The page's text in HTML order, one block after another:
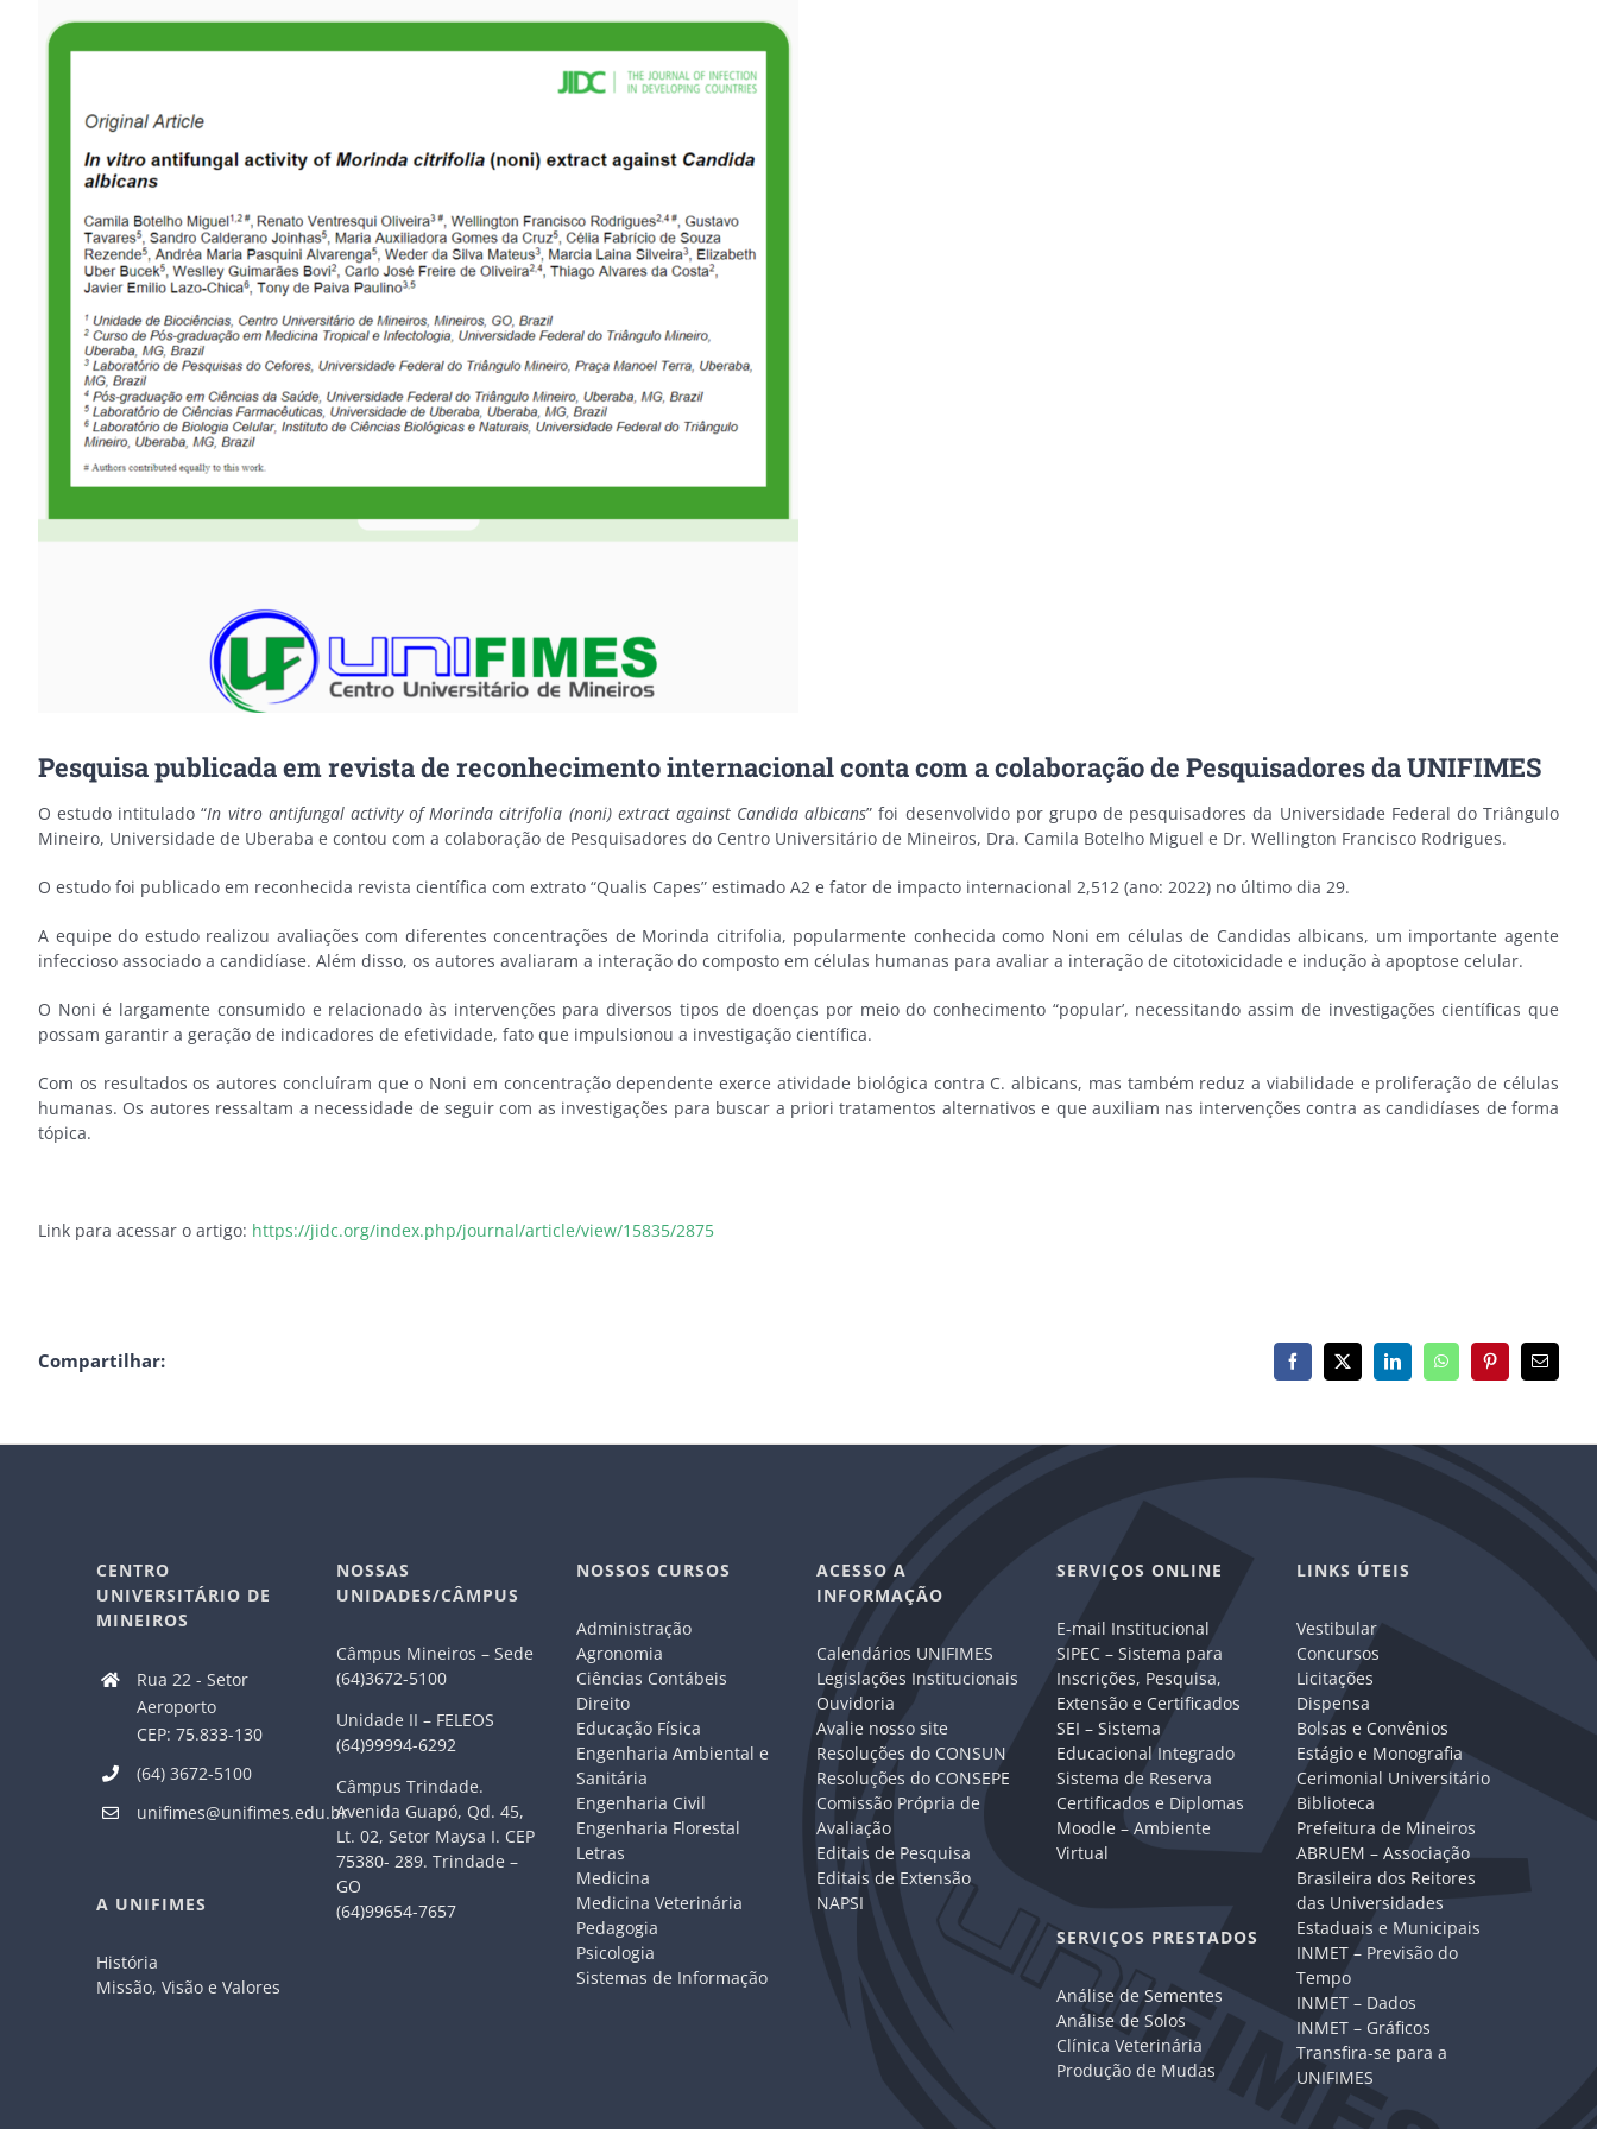
Pesquisa publicada em revista de reconhecimento internacional conta com a colaboração de Pesquisadores da UNIFIMES
O estudo intitulado “In vitro antifungal activity of Morinda citrifolia (noni) extract against Candida albicans” foi desenvolvido por grupo de pesquisadores da Universidade Federal do Triângulo
Mineiro, Universidade de Uberaba e contou com a colaboração de Pesquisadores do Centro Universitário de Mineiros, Dra. Camila Botelho Miguel e Dr. Wellington Francisco Rodrigues.
O estudo foi publicado em reconhecida revista científica com extrato “Qualis Capes” estimado A2 e fator de impacto internacional 2,512 (ano: 2022) no último dia 29.
A equipe do estudo realizou avaliações com diferentes concentrações de Morinda citrifolia, popularmente conhecida como Noni em células de Candidas albicans, um importante agente
infeccioso associado a candidíase. Além disso, os autores avaliaram a interação do composto em células humanas para avaliar a interação de citotoxicidade e indução à apoptose celular.
O Noni é largamente consumido e relacionado às intervenções para diversos tipos de doenças por meio do conhecimento “popular’, necessitando assim de investigações científicas que
possam garantir a geração de indicadores de efetividade, fato que impulsionou a investigação científica.
Com os resultados os autores concluíram que o Noni em concentração dependente exerce atividade biológica contra C. albicans, mas também reduz a viabilidade e proliferação de células
humanas. Os autores ressaltam a necessidade de seguir com as investigações para buscar a priori tratamentos alternativos e que auxiliam nas intervenções contra as candidíases de forma
tópica.
Link para acessar o artigo: https://jidc.org/index.php/journal/article/view/15835/2875
Compartilhar: Facebook
X LinkedInWhatsAppPinterest
E-
mail
CENTRO
UNIVERSITÁRIO DE
MINEIROS
Rua 22 - Setor
Aeroporto
CEP: 75.833-130
(64) 3672-5100
unifimes@unifimes.edu.br
A UNIFIMES
História
Missão, Visão e Valores
NOSSAS
UNIDADES/CÂMPUS
Câmpus Mineiros – Sede
(64)3672-5100
Unidade II – FELEOS
(64)99994-6292
Câmpus Trindade.
Avenida Guapó, Qd. 45,
Lt. 02, Setor Maysa I. CEP
75380- 289. Trindade –
GO
(64)99654-7657
NOSSOS CURSOS
Administração
Agronomia
Ciências Contábeis
Direito
Educação Física
Engenharia Ambiental e
Sanitária
Engenharia Civil
Engenharia Florestal
Letras
Medicina
Medicina Veterinária
Pedagogia
Psicologia
Sistemas de Informação
ACESSO A
INFORMAÇÃO
Calendários UNIFIMES
Legislações Institucionais
Ouvidoria
Avalie nosso site
Resoluções do CONSUN
Resoluções do CONSEPE
Comissão Própria de
Avaliação
Editais de Pesquisa
Editais de Extensão
NAPSI
SERVIÇOS ONLINE
E-mail Institucional
SIPEC – Sistema para
Inscrições, Pesquisa,
Extensão e Certificados
SEI – Sistema
Educacional Integrado
Sistema de Reserva
Certificados e Diplomas
Moodle – Ambiente
Virtual
SERVIÇOS PRESTADOS
Análise de Sementes
Análise de Solos
Clínica Veterinária
Produção de Mudas
LINKS ÚTEIS
Vestibular
Concursos
Licitações
Dispensa
Bolsas e Convênios
Estágio e Monografia
Cerimonial Universitário
Biblioteca
Prefeitura de Mineiros
ABRUEM – Associação
Brasileira dos Reitores
das Universidades
Estaduais e Municipais
INMET – Previsão do
Tempo
INMET – Dados
INMET – Gráficos
Transfira-se para a
UNIFIMES